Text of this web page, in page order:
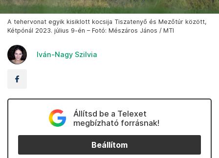
A tehervonat egyik kisiklott kocsija Tiszatenyő és Mezőtúr között,
Kétpónál 2023. július 9-én – Fotó: Mészáros János / MTI
Iván-Nagy Szilvia
Állítsd be a Telexet
megbízható forrásnak!
Beállítom